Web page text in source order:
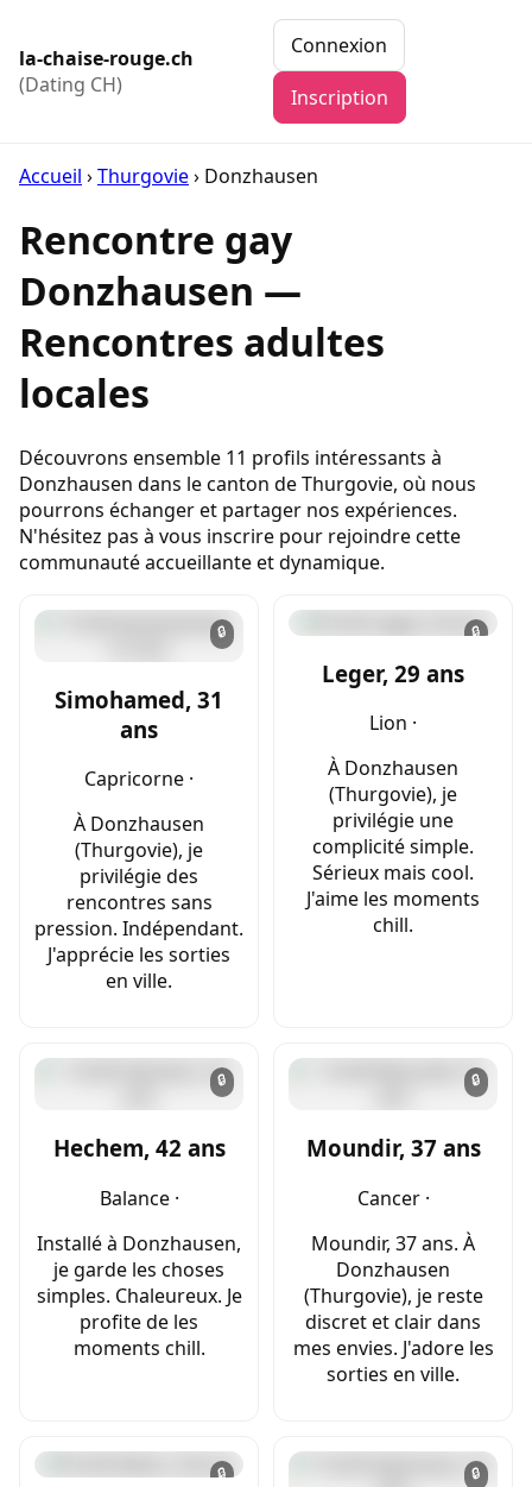
la-chaise-rouge.ch
(Dating CH)
Connexion
Inscription
Accueil ›Thurgovie› Donzhausen
Rencontre gay
Donzhausen —
Rencontres adultes
locales
Découvrons ensemble 11 profils intéressants à
Donzhausen dans le canton de Thurgovie, où nous
pourrons échanger et partager nos expériences.
N'hésitez pas à vous inscrire pour rejoindre cette
communauté accueillante et dynamique.
🔒
Simohamed, 31
ans
Capricorne ·
À Donzhausen
(Thurgovie), je
privilégie des
rencontres sans
pression. Indépendant.
J'apprécie les sorties
en ville.
🔒
Leger, 29 ans
Lion ·
À Donzhausen
(Thurgovie), je
privilégie une
complicité simple.
Sérieux mais cool.
J'aime les moments
chill.
🔒
Hechem, 42 ans
Balance ·
Installé à Donzhausen,
je garde les choses
simples. Chaleureux. Je
profite de les
moments chill.
🔒
Moundir, 37 ans
Cancer ·
Moundir, 37 ans. À
Donzhausen
(Thurgovie), je reste
discret et clair dans
mes envies. J'adore les
sorties en ville.
🔒 🔒